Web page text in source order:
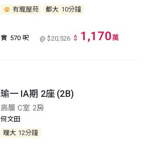
有寵屋苑
都大 10分鐘
實 570 呎 @ $20,526 $ 1,170萬
瑜一 IA期 2座 (2B)
高層 C室 2房
何文田
理大 12分鐘